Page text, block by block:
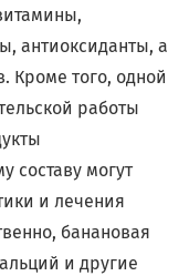
антиоксиданты, а
Кроме того, одной
работы
составу могут
и лечения
банановая
и другие